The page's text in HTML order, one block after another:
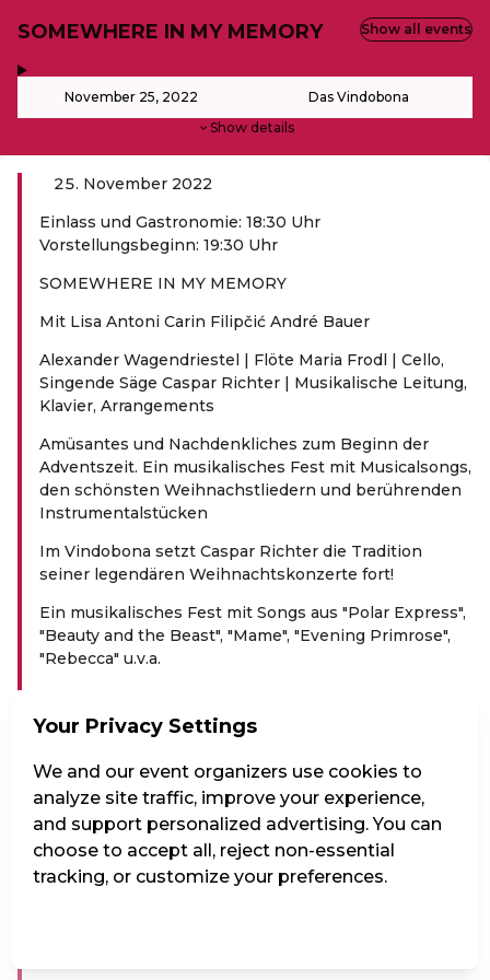
SOMEWHERE IN MY MEMORY
November 25, 2022 Das Vindobona
Show details
Show all events
November 2022
Einlass und Gastronomie: 18:30 Uhr
Vorstellungsbeginn: 19:30 Uhr
SOMEWHERE IN MY MEMORY
Mit Lisa Antoni Carin Filipčić André Bauer
Alexander Wagendriestel | Flöte Maria Frodl | Cello,
Singende Säge Caspar Richter | Musikalische Leitung,
Klavier, Arrangements
Amüsantes und Nachdenkliches zum Beginn der
Adventszeit. Ein musikalisches Fest mit Musicalsongs,
den schönsten Weihnachstliedern und berührenden
Instrumentalstücken
Im Vindobona setzt Caspar Richter die Tradition
seiner legendären Weihnachtskonzerte fort!
Ein musikalisches Fest mit Songs aus "Polar Express",
"Beauty and the Beast", "Mame", "Evening Primrose",
"Rebecca" u.v.a.
Weihnachtsliedern wie "Frosty the Snowman" (Walter
Rollins und Steve Nelson), "Somewhere in my
Memory" (John Williams), "It's beginning to look a lot
like Christmas" (Meredith Wilson) oder dem Whitney
Houston Hit "Who Would Imagine a King" (Mervn
Warren und Hallerin Hilton Hill)
Mit berührenden Instrumentalstücken aus
Your Privacy Settings
We and our event organizers use cookies to
analyze site traffic, improve your experience,
and support personalized advertising. You can
choose to accept all, reject non-essential
tracking, or customize your preferences.